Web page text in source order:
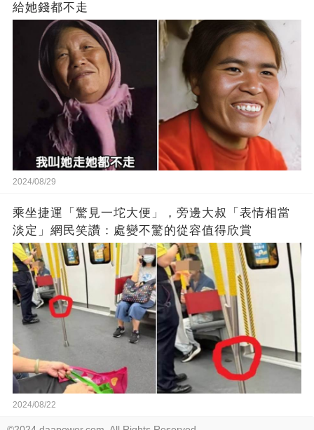
給她錢都不走
2024/08/29
乘坐捷運「驚見一坨大便」，旁邊大叔「表情相當
淡定」網民笑讚：處變不驚的從容值得欣賞
2024/08/22